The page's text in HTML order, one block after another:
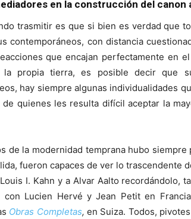
en la construcción del
trasmitir es que si bien es verdad que
contemporáneos, con distancia
que encajan perfectamente en
la propia tierra, es posible decir que
hay siempre algunas individualidades
de quienes les resulta difícil aceptar la
de la modernidad temprana hubo
fueron capaces de ver lo trascendente
I. Kahn y a Alvar Aalto recordándolo,
con Lucien Hervé y Jean Petit en
Obras Completas, en Suiza. Todos,